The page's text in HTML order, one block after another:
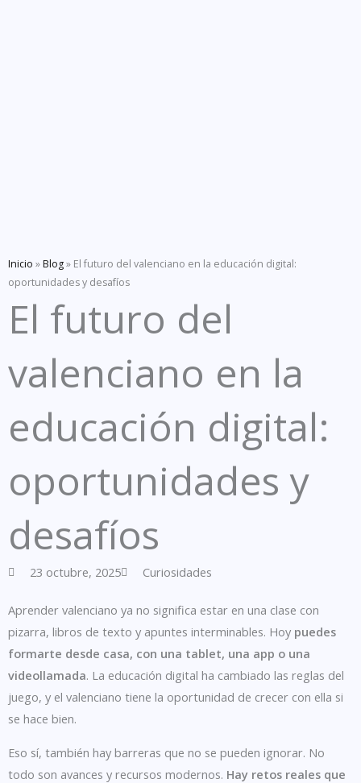
Inicio »Blog» El futuro del valenciano en la educación digital:
oportunidades y desafíos
El futuro del
valenciano en la
educación digital:
oportunidades y
desafíos
23 octubre, 2025 Curiosidades
Aprender valenciano ya no significa estar en una clase con
pizarra, libros de texto y apuntes interminables. Hoy puedes
formarte desde casa, con una tablet, una app o una
videollamada. La educación digital ha cambiado las reglas del
juego, y el valenciano tiene la oportunidad de crecer con ella si
se hace bien.
Eso sí, también hay barreras que no se pueden ignorar. No
todo son avances y recursos modernos. Hay retos reales que